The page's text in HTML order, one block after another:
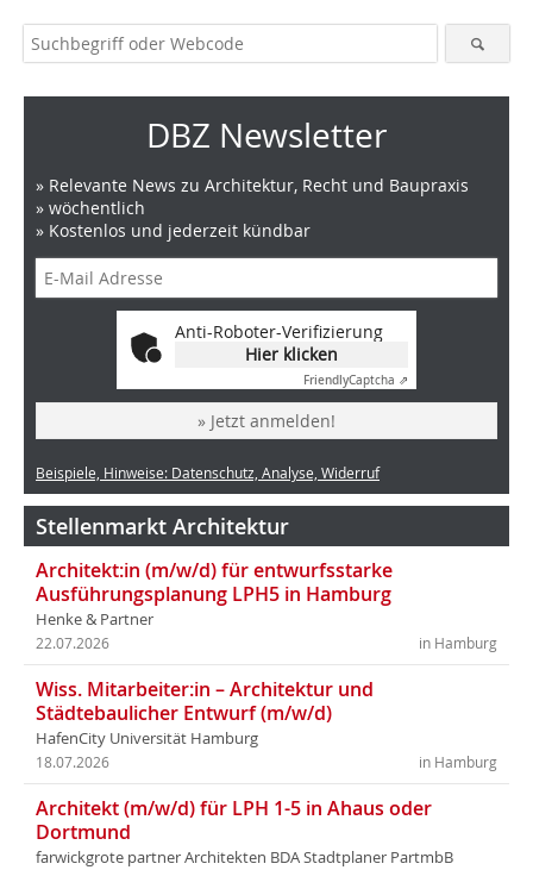
DBZ Newsletter
» Relevante News zu Architektur, Recht und Baupraxis
» wöchentlich
» Kostenlos und jederzeit kündbar
Anti-Roboter-Verifizierung
Hier klicken
FriendlyCaptcha ⇗
» Jetzt anmelden!
Beispiele, Hinweise: Datenschutz, Analyse, Widerruf
Stellenmarkt Architektur
Architekt:in (m/w/d) für entwurfsstarke
Ausführungsplanung LPH5 in Hamburg
Henke & Partner
in Hamburg
22.07.2026
Wiss. Mitarbeiter:in – Architektur und
Städtebaulicher Entwurf (m/w/d)
HafenCity Universität Hamburg
in Hamburg
18.07.2026
Architekt (m/w/d) für LPH 1-5 in Ahaus oder
Dortmund
farwickgrote partner Architekten BDA Stadtplaner PartmbB